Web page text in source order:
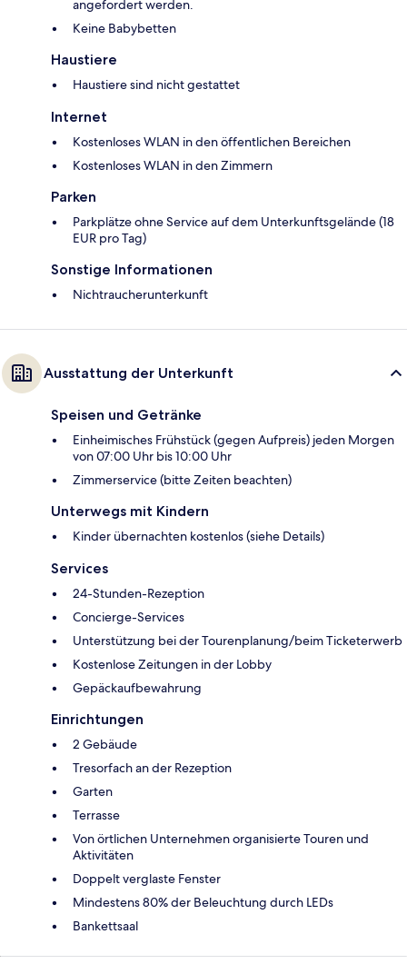
angefordert werden.
Keine Babybetten
Haustiere
Haustiere sind nicht gestattet
Internet
Kostenloses WLAN in den öffentlichen Bereichen
Kostenloses WLAN in den Zimmern
Parken
Parkplätze ohne Service auf dem Unterkunftsgelände (18
EUR pro Tag)
Sonstige Informationen
Nichtraucherunterkunft
Ausstattung der Unterkunft
Speisen und Getränke
Einheimisches Frühstück (gegen Aufpreis) jeden Morgen
von 07:00 Uhr bis 10:00 Uhr
Zimmerservice (bitte Zeiten beachten)
Unterwegs mit Kindern
Kinder übernachten kostenlos (siehe Details)
Services
24-Stunden-Rezeption
Concierge-Services
Unterstützung bei der Tourenplanung/beim Ticketerwerb
Kostenlose Zeitungen in der Lobby
Gepäckaufbewahrung
Einrichtungen
2 Gebäude
Tresorfach an der Rezeption
Garten
Terrasse
Von örtlichen Unternehmen organisierte Touren und
Aktivitäten
Doppelt verglaste Fenster
Mindestens 80% der Beleuchtung durch LEDs
Bankettsaal